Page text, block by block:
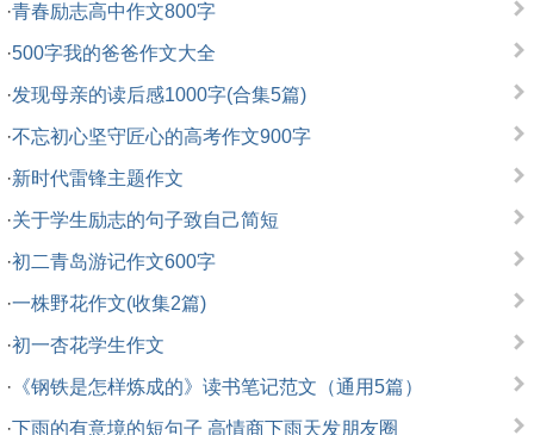
·青春励志高中作文800字
·500字我的爸爸作文大全
·发现母亲的读后感1000字(合集5篇)
·不忘初心坚守匠心的高考作文900字
·新时代雷锋主题作文
·关于学生励志的句子致自己简短
·初二青岛游记作文600字
·一株野花作文(收集2篇)
·初一杏花学生作文
· 《钢铁是怎样炼成的》读书笔记范文（通用5篇）
·下雨的有意境的短句子 高情商下雨天发朋友圈